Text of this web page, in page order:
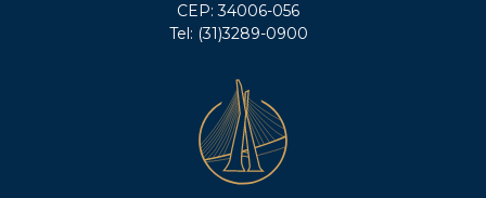
CEP: 34006-056
Tel: (31)3289-0900